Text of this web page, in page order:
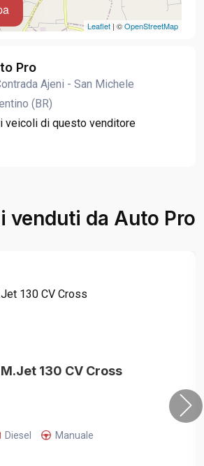
Leaflet | ©OpenStreetMap
Pro
Ajeni - San Michele
(BR)
veicoli di questo venditore
venduti da Auto Pro
130 CV Cross
Diesel Manuale